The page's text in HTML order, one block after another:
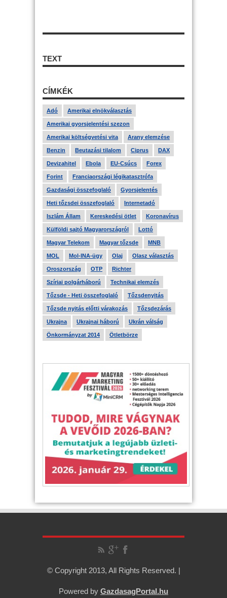
TEXT
CÍMKÉK
Adó Amerikai elnökválasztás
Amerikai gyorsjelentési szezon
Amerikai költségvetési vita Arany elemzése
Benzin Beutazási tilalom Ciprus DAX
Devizahitel Ebola EU-Csúcs Forex
Forint Franciaországi légikatasztrófa
Gazdasági összefoglaló Gyorsjelentés
Heti tőzsdei összefoglaló Internetadó
Iszlám Állam Kereskedési ötlet Koronavírus
Külföldi sajtó Magyarországról Lottó
Magyar Telekom Magyar tőzsde MNB
MOL Mol-INA-ügy Olaj Olasz választás
Oroszország OTP Richter
Szíriai polgárháború Technikai elemzés
Tőzsde - Heti összefoglaló Tőzsdenyitás
Tőzsde nyitás előtti várakozás Tőzsdezárás
Ukrajna Ukrajnai háború Ukrán válság
Önkormányzat 2014 Ötletbörze
© Copyright 2013, All Rights Reserved. |
Powered by GazdasagPortal.hu